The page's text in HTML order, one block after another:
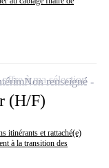
(H/F)
itinérants et rattaché(e)
à la transition des
Non renseigné
à ma sélection